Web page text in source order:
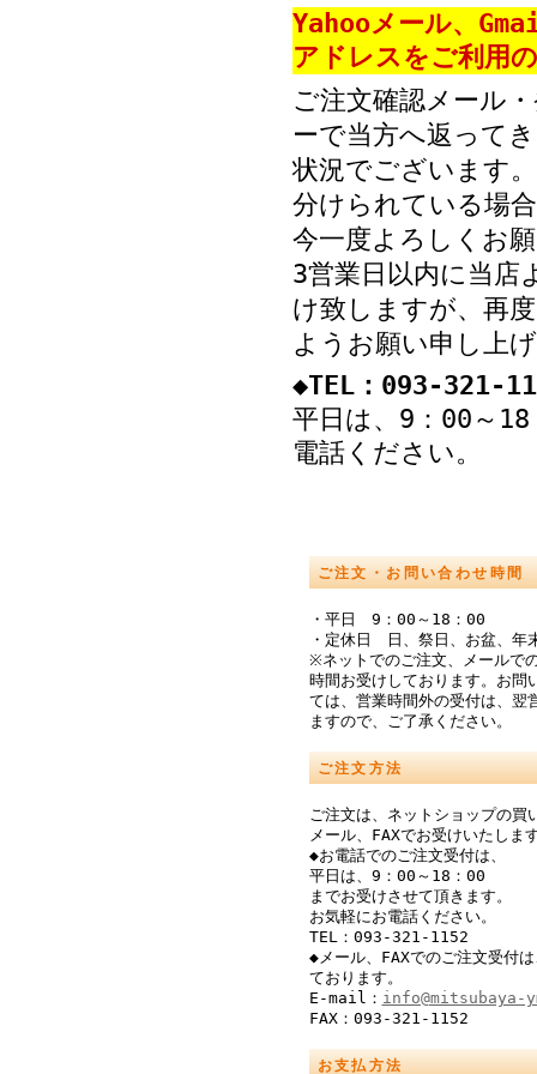
Yahooメール、
アドレスをご利用
ご注文確認メール
ーで当方へ返って
状況でございます
分けられている場
今一度よろしくお
3営業日以内に当店
け致しますが、再
ようお願い申し上
◆TEL：093-321-
平日は、9：00～
電話ください。
ご注文・お問い合わせ時間
・平日 9：00～18：00
・定休日 日、祭日、お盆、年
※ネットでのご注文、メールで
時間お受けしております。お問
ては、営業時間外の受付は、翌
ますので、ご了承ください。
ご注文方法
ご注文は、ネットショップの買
メール、FAXでお受けいたしま
◆お電話でのご注文受付は、
平日は、9：00～18：00
までお受けさせて頂きます。
お気軽にお電話ください。
TEL：093-321-1152
◆メール、FAXでのご注文受付
ております。
E-mail： info@mitsubaya-
FAX：093-321-1152
お支払方法